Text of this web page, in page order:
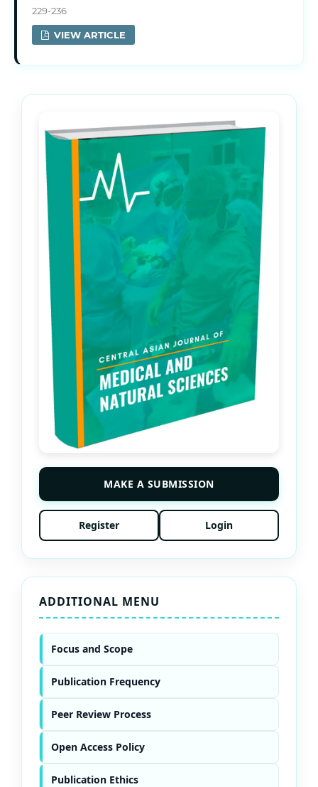
229-236
VIEW ARTICLE
MAKE A SUBMISSION
Register Login
ADDITIONAL MENU
Focus and Scope
Publication Frequency
Peer Review Process
Open Access Policy
Publication Ethics